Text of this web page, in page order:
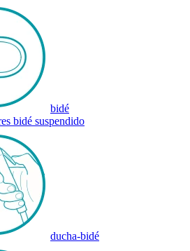
bidé
bidé suspendido
ducha-bidé